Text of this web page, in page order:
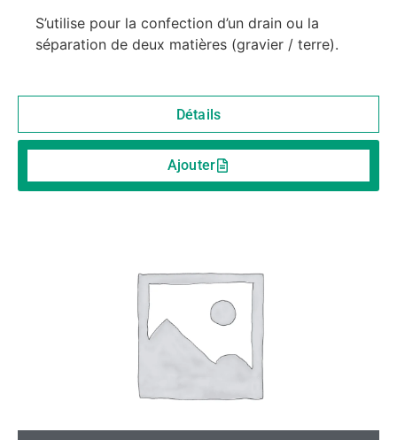
S’utilise pour la confection d’un drain ou la
séparation de deux matières (gravier / terre).
Détails
Ajouter